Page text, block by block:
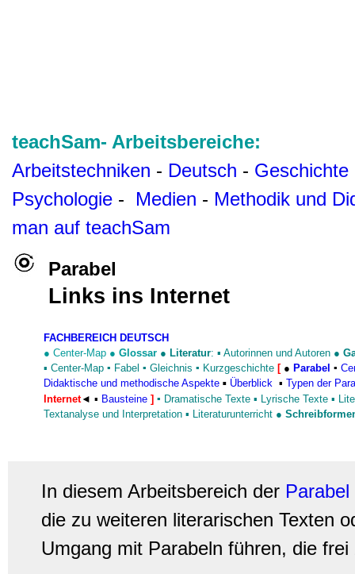
teachSam- Arbeitsbereiche:
Arbeitstechniken - Deutsch - Geschichte
Psychologie - Medien - Methodik und
man auf teachSam
Parabel
Links ins Internet
FACHBEREICH DEUTSCH
● Center-Map ● Glossar ● Literatur: ▪ Autorinnen und Autoren ●
▪ Center-Map ▪ Fabel ▪ Gleichnis ▪ Kurzgeschichte [● Parabel ▪
Didaktische und methodische Aspekte ▪ Überblick ▪ Typen der
Internet◄ ▪ Bausteine ] ▪ Dramatische Texte ▪ Lyrische Texte ▪
Textanalyse und Interpretation ▪ Literaturunterricht ●
In diesem Arbeitsbereich der Parabel
die zu weiteren literarischen Texten
Umgang mit Parabeln führen, die